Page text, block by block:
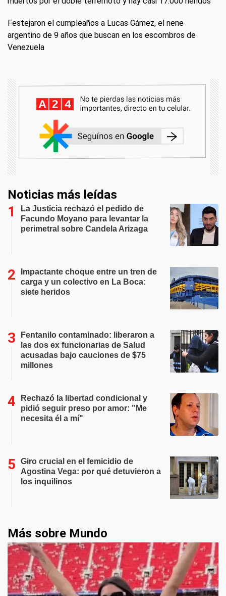
Festejaron el cumpleaños a Lucas Gámez, el nene
argentino de 9 años que buscan en los escombros de
Venezuela
Noticias más leídas
La Justicia rechazó el pedido de
Facundo Moyano para levantar la
perimetral sobre Candela Arizaga
Impactante choque entre un tren de
carga y un colectivo en La Boca:
siete heridos
Fentanilo contaminado: liberaron a
las dos ex funcionarias de Salud
acusadas bajo cauciones de $75
millones
Rechazó la libertad condicional y
pidió seguir preso por amor: "Me
necesita él a mí"
Giro crucial en el femicidio de
Agostina Vega: por qué detuvieron a
los inquilinos
Más sobre Mundo